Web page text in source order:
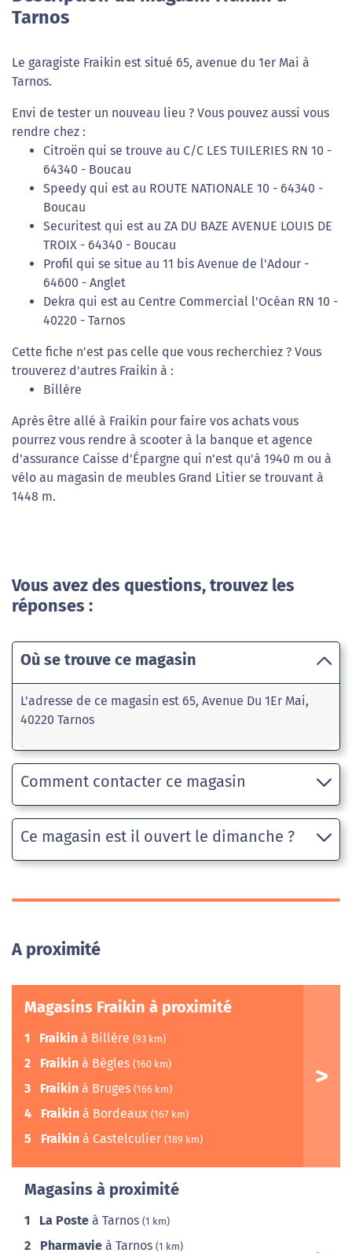
Tarnos
Le garagiste Fraikin est situé 65, avenue du 1er Mai à
Tarnos.
Envi de tester un nouveau lieu ? Vous pouvez aussi vous
rendre chez :
Citroën qui se trouve au C/C LES TUILERIES RN 10 -
64340 - Boucau
Speedy qui est au ROUTE NATIONALE 10 - 64340 -
Boucau
Securitest qui est au ZA DU BAZE AVENUE LOUIS DE
TROIX - 64340 - Boucau
Profil qui se situe au 11 bis Avenue de l'Adour -
64600 - Anglet
Dekra qui est au Centre Commercial l'Océan RN 10 -
40220 - Tarnos
Cette fiche n'est pas celle que vous recherchiez ? Vous
trouverez d'autres Fraikin à :
Billère
Après être allé à Fraikin pour faire vos achats vous
pourrez vous rendre à scooter à la banque et agence
d'assurance Caisse d'Épargne qui n'est qu'à 1940 m ou à
vélo au magasin de meubles Grand Litier se trouvant à
1448 m.
Vous avez des questions, trouvez les
réponses :
Où se trouve ce magasin
L'adresse de ce magasin est 65, Avenue Du 1Er Mai,
40220 Tarnos
Comment contacter ce magasin
Ce magasin est il ouvert le dimanche ?
A proximité
Magasins Fraikin à proximité
1 Fraikin à Billère (93 km)
2 Fraikin à Bègles (160 km)
3 Fraikin à Bruges (166 km)
4 Fraikin à Bordeaux (167 km)
5 Fraikin à Castelculier (189 km)
Magasins à proximité
1 La Poste à Tarnos (1 km)
2 Pharmavie à Tarnos (1 km)